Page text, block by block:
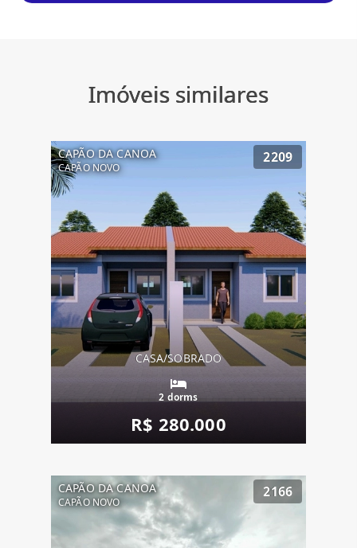
Imóveis similares
CAPÃO DA CANOA
CAPÃO NOVO
2209
CASA/SOBRADO
2 dorms
R$ 280.000
CAPÃO DA CANOA
CAPÃO NOVO
2166